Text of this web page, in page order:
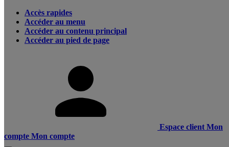
Accès rapides
Accéder au menu
Accéder au contenu principal
Accéder au pied de page
Espace client Mon
compte Mon compte